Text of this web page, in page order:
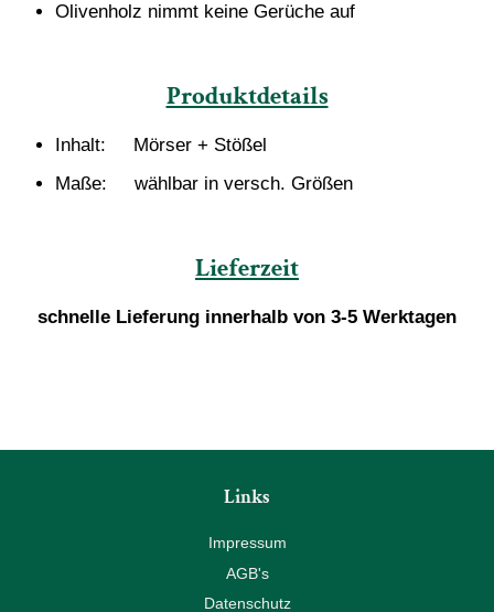
Olivenholz nimmt keine Gerüche auf
Produktdetails
Inhalt: Mörser + Stößel
Maße: wählbar in versch. Größen
Lieferzeit
schnelle Lieferung innerhalb von 3-5 Werktagen
Links
Impressum
AGB's
Datenschutz